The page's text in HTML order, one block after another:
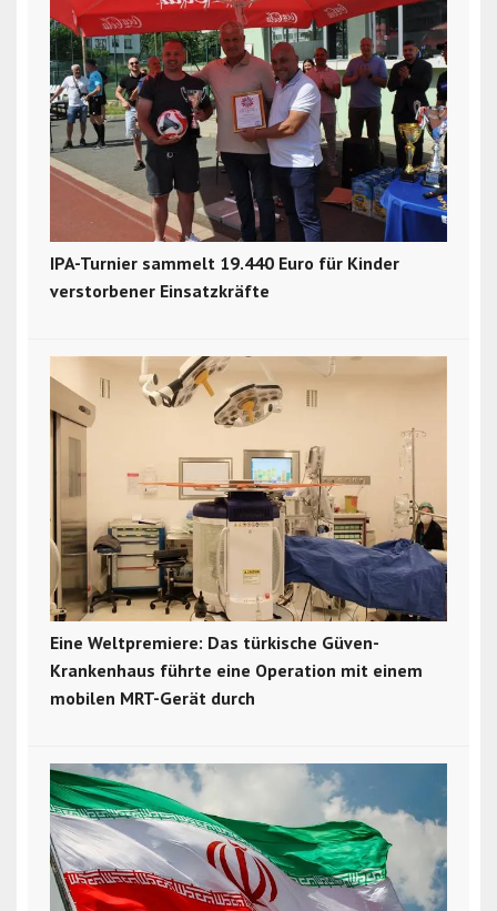
IPA-Turnier sammelt 19.440 Euro für Kinder
verstorbener Einsatzkräfte
Eine Weltpremiere: Das türkische Güven-
Krankenhaus führte eine Operation mit einem
mobilen MRT-Gerät durch